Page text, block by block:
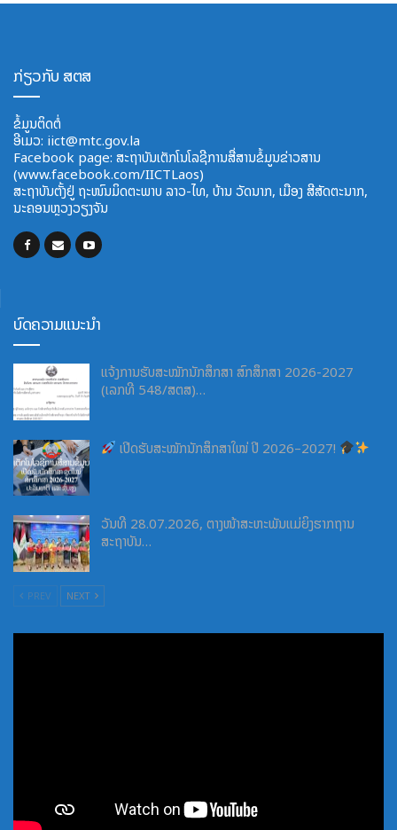
ລາຍ.
ການປະເມີນຜົນທາງການຕະຫຼາດ.
ກຳແໜ້ນຫຼັກການ ແລະ ຄິດໄລ່ພື້ນຖານການບັນຊີ, ບັນຊີ
ວິສາຫະກິດ, ບັນຊີທະນາຄານ ແລະ ບັນຊີແຫ່ງລັດ.
ສາມາດອອກແບບລະບົບການຄຸ້ມຄອງ, ການບໍລິຫານ, ການຈັດ
ການຕ່າງໆ ພາຍໃນອົງກອນທີ່ ມີປະສິດທິພາບ.
ກ່ຽວກັບ ສຕສ
ຂໍ້ມູນຕິດຕໍ່
ອີ​ເມວ: iict@mtc.gov.la
Facebook page: ສະຖາບັນເຕັກໂນໂລຊີການສື່ສານຂໍ້ມູນຂ່າວສານ
(www.facebook.com/IICTLaos)
ສະ​ຖາ​ບັນ​ຕັ້ງຢູ່ ຖະໜົນມິດຕະພາບ​ ລາວ​-ໄທ, ບ້ານ ວັດ​ນາກ, ​ເມືອງ ສີ​ສັດຕະ​ນາກ,
ນະຄອນຫຼວງວຽງຈັນ
ບົດຄວາມແນະນຳ
ແຈ້ງການຮັບສະໝັກນັກສຶກສາ ສົກສຶກສາ 2026-2027
(ເລກທີ 548/ສຕສ)…
ເປີດຮັບສະໝັກນັກສຶກສາໃໝ່ ປີ 2026–2027!
ວັນທີ 28.07.2026, ຕາງໜ້າສະຫະພັນແມ່ຍິງຮາກຖານ
ສະຖາບັນ…
PREV NEXT